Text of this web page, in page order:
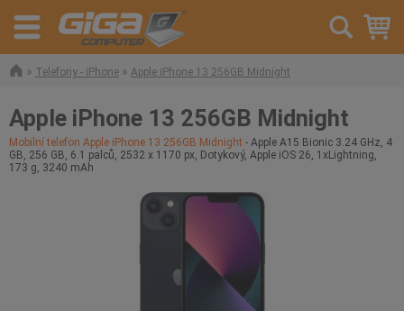
» Telefony - iPhone » Apple iPhone 13 256GB Midnight
Apple iPhone 13 256GB Midnight
Mobilní telefon Apple iPhone 13 256GB Midnight - Apple A15 Bionic 3.24 GHz, 4
GB, 256 GB, 6.1 palců, 2532 x 1170 px, Dotykový, Apple iOS 26, 1xLightning,
173 g, 3240 mAh